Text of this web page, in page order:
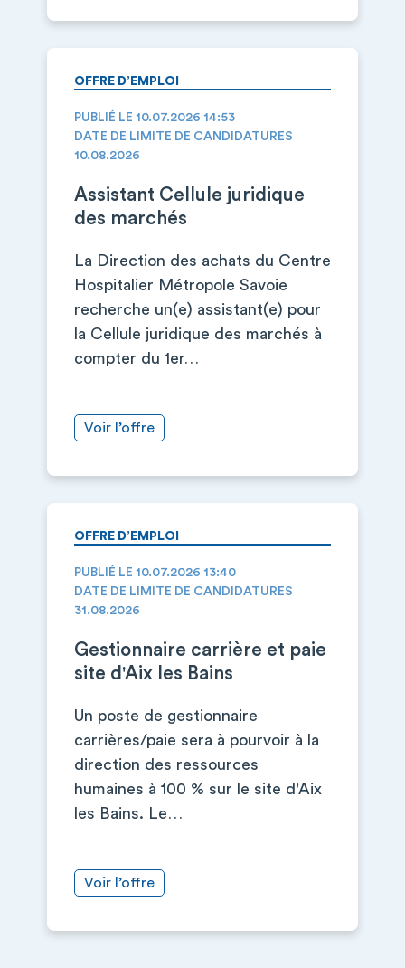
OFFRE D’EMPLOI
PUBLIÉ LE 10.07.2026 14:53
DATE DE LIMITE DE CANDIDATURES
10.08.2026
Assistant Cellule juridique
des marchés
La Direction des achats du Centre
Hospitalier Métropole Savoie
recherche un(e) assistant(e) pour
la Cellule juridique des marchés à
compter du 1er…
Voir l’offre
OFFRE D’EMPLOI
PUBLIÉ LE 10.07.2026 13:40
DATE DE LIMITE DE CANDIDATURES
31.08.2026
Gestionnaire carrière et paie
site d'Aix les Bains
Un poste de gestionnaire
carrières/paie sera à pourvoir à la
direction des ressources
humaines à 100 % sur le site d'Aix
les Bains. Le…
Voir l’offre